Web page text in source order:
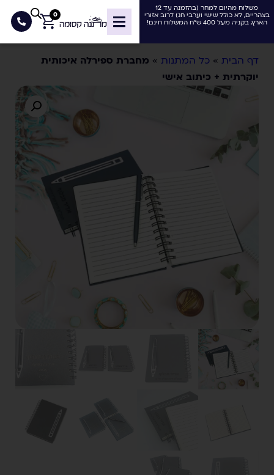
משלוח מהיום למחר (בהזמנה עד 12
בצהריים, לא כולל שישי וערבי חג) לרוב אזורי
הארץ, בקניה מעל 400 ש"ח המשלוח חינם!
0
דף הבית » כל המתנות » מחברת ספירלה איכותית
יוקרתית + כיתוב אישי